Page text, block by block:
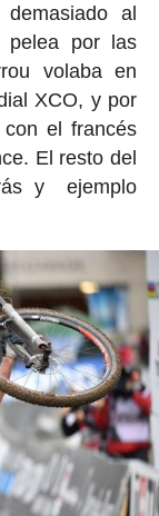
al
pelea por las
volaba en
XCO, y por
el francés
El resto del
y ejemplo